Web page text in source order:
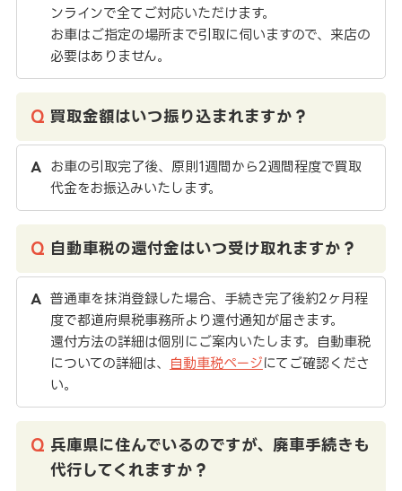
ンラインで全てご対応いただけます。
お車はご指定の場所まで引取に伺いますので、来店の
必要はありません。
買取金額はいつ振り込まれますか？
お車の引取完了後、原則1週間から2週間程度で買取
代金をお振込みいたします。
自動車税の還付金はいつ受け取れますか？
普通車を抹消登録した場合、手続き完了後約2ヶ月程
度で都道府県税事務所より還付通知が届きます。
還付方法の詳細は個別にご案内いたします。自動車税
についての詳細は、
自動車税ページにてご確認くださ
い。
兵庫県に住んでいるのですが、廃車手続きも
代行してくれますか？